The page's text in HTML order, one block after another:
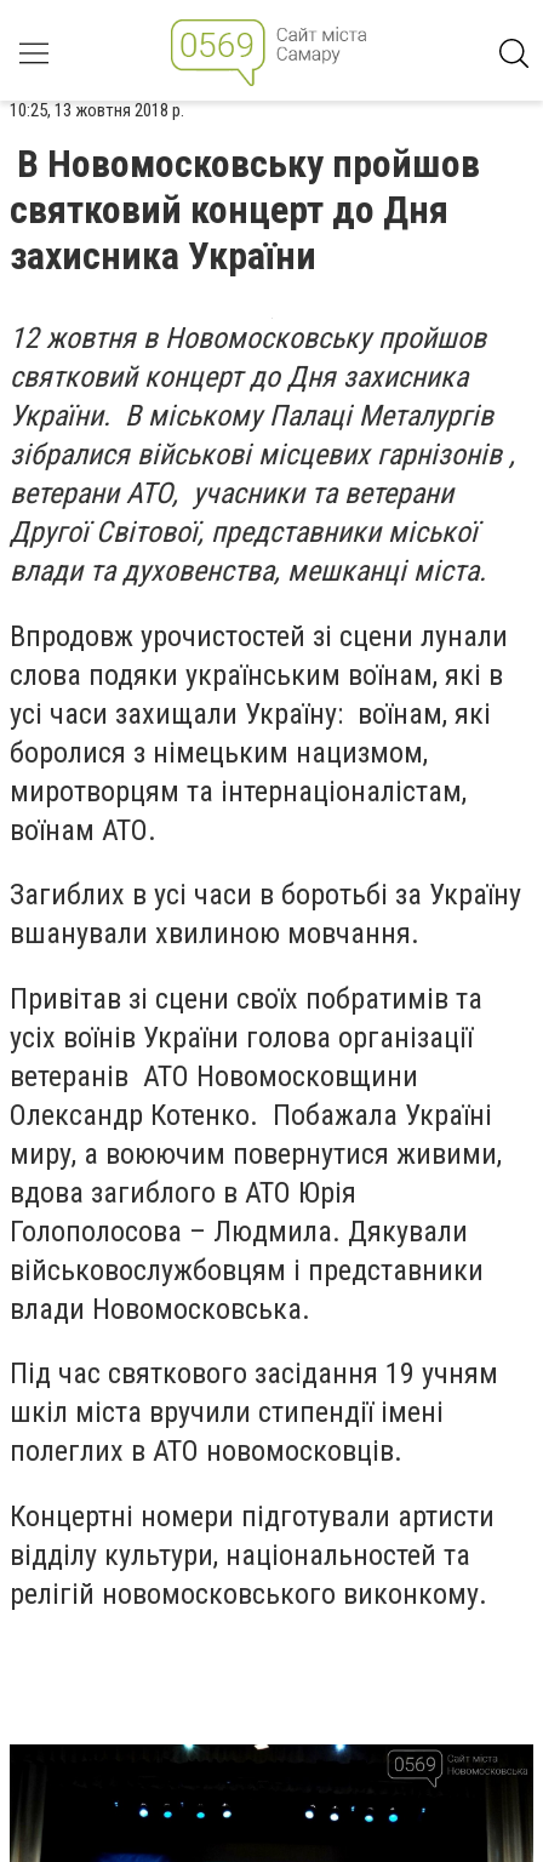
10:25, 13 жовтня 2018 р.
В Новомосковську пройшов
святковий концерт до Дня
захисника України
12 жовтня в Новомосковську пройшов
святковий концерт до Дня захисника
України. В міському Палаці Металургів
зібралися військові місцевих гарнізонів ,
ветерани АТО, учасники та ветерани
Другої Світової, представники міської
влади та духовенства, мешканці міста.
Впродовж урочистостей зі сцени лунали
слова подяки українським воїнам, які в
усі часи захищали Україну: воїнам, які
боролися з німецьким нацизмом,
миротворцям та інтернаціоналістам,
воїнам АТО.
Загиблих в усі часи в боротьбі за Україну
вшанували хвилиною мовчання.
Привітав зі сцени своїх побратимів та
усіх воїнів України голова організації
ветеранів АТО Новомосковщини
Олександр Котенко. Побажала Україні
миру, а воюючим повернутися живими,
вдова загиблого в АТО Юрія
Голополосова – Людмила. Дякували
військовослужбовцям і представники
влади Новомосковська.
Під час святкового засідання 19 учням
шкіл міста вручили стипендії імені
полеглих в АТО новомосковців.
Концертні номери підготували артисти
відділу культури, національностей та
релігій новомосковського виконкому.